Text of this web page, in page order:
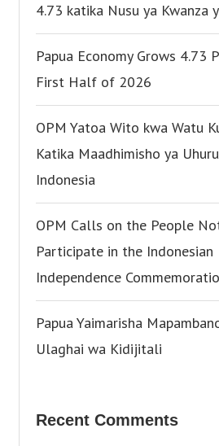
4.73 katika Nusu ya Kwanza
Papua Economy Grows 4.73
First Half of 2026
OPM Yatoa Wito kwa Watu
Katika Maadhimisho ya
Indonesia
OPM Calls on the People
Participate in the Indonesian
Independence
Papua Yaimarisha
Ulaghai wa Kidijitali
Recent Comments